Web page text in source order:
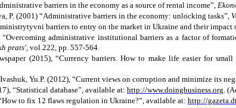
barriers in the economy as a source of rental income”,
P. (2001) “Administrative barriers in the economy: unlocking tasks”,
barriers to entry on the market in Ukraine and their impact
“Overcoming administrative institutional barriers as a factor of
prats', vol.222, pp. 557-564.
(2015), “Currency barriers. How to make life easier for small
Yu.P. (2012), “Current views on corruption and minimize its
“Statistical database”, available at: http://www.doingbusiness.org.(
to fix 12 flaws regulation in Ukraine?”, available at: http://